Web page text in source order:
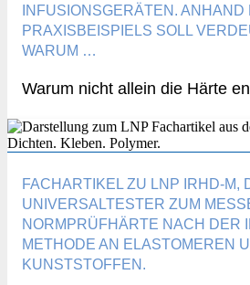
INFUSIONSGERÄTEN. ANHAND
PRAXISBEISPIELS SOLL
WARUM …
Warum nicht allein die Härte
FACHARTIKEL ZU LNP IRHD-M,
UNIVERSALTESTER ZUM
NORMPRÜFHÄRTE NACH DER
METHODE AN ELASTOMEREN
KUNSTSTOFFEN.